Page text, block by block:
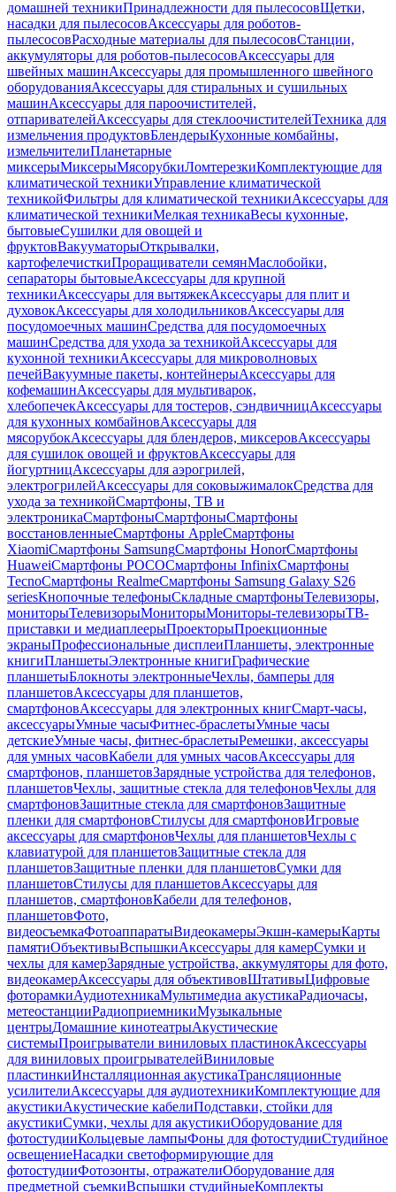
домашней техникиПринадлежности для пылесосовЩетки,
насадки для пылесосовАксессуары для роботов-
пылесосовРасходные материалы для пылесосовСтанции,
аккумуляторы для роботов-пылесосовАксессуары для
швейных машинАксессуары для промышленного швейного
оборудованияАксессуары для стиральных и сушильных
машинАксессуары для пароочистителей,
отпаривателейАксессуары для стеклоочистителейТехника для
измельчения продуктовБлендерыКухонные комбайны,
измельчителиПланетарные
миксерыМиксерыМясорубкиЛомтерезкиКомплектующие для
климатической техникиУправление климатической
техникойФильтры для климатической техникиАксессуары для
климатической техникиМелкая техникаВесы кухонные,
бытовыеСушилки для овощей и
фруктовВакууматорыОткрывалки,
картофелечисткиПроращиватели семянМаслобойки,
сепараторы бытовыеАксессуары для крупной
техникиАксессуары для вытяжекАксессуары для плит и
духовокАксессуары для холодильниковАксессуары для
посудомоечных машинСредства для посудомоечных
машинСредства для ухода за техникойАксессуары для
кухонной техникиАксессуары для микроволновых
печейВакуумные пакеты, контейнерыАксессуары для
кофемашинАксессуары для мультиварок,
хлебопечекАксессуары для тостеров, сэндвичницАксессуары
для кухонных комбайновАксессуары для
мясорубокАксессуары для блендеров, миксеровАксессуары
для сушилок овощей и фруктовАксессуары для
йогуртницАксессуары для аэрогрилей,
электрогрилейАксессуары для соковыжималокСредства для
ухода за техникойСмартфоны, ТВ и
электроникаСмартфоныСмартфоныСмартфоны
восстановленныеСмартфоны AppleСмартфоны
XiaomiСмартфоны SamsungСмартфоны HonorСмартфоны
HuaweiСмартфоны POCOСмартфоны InfinixСмартфоны
TecnoСмартфоны RealmeСмартфоны Samsung Galaxy S26
seriesКнопочные телефоныСкладные смартфоныТелевизоры,
мониторыТелевизорыМониторыМониторы-телевизорыТВ-
приставки и медиаплеерыПроекторыПроекционные
экраныПрофессиональные дисплеиПланшеты, электронные
книгиПланшетыЭлектронные книгиГрафические
планшетыБлокноты электронныеЧехлы, бамперы для
планшетовАксессуары для планшетов,
смартфоновАксессуары для электронных книгСмарт-часы,
аксессуарыУмные часыФитнес-браслетыУмные часы
детскиеУмные часы, фитнес-браслетыРемешки, аксессуары
для умных часовКабели для умных часовАксессуары для
смартфонов, планшетовЗарядные устройства для телефонов,
планшетовЧехлы, защитные стекла для телефоновЧехлы для
смартфоновЗащитные стекла для смартфоновЗащитные
пленки для смартфоновСтилусы для смартфоновИгровые
аксессуары для смартфоновЧехлы для планшетовЧехлы с
клавиатурой для планшетовЗащитные стекла для
планшетовЗащитные пленки для планшетовСумки для
планшетовСтилусы для планшетовАксессуары для
планшетов, смартфоновКабели для телефонов,
планшетовФото,
видеосъемкаФотоаппаратыВидеокамерыЭкшн-камерыКарты
памятиОбъективыВспышкиАксессуары для камерСумки и
чехлы для камерЗарядные устройства, аккумуляторы для фото,
видеокамерАксессуары для объективовШтативыЦифровые
фоторамкиАудиотехникаМультимедиа акустикаРадиочасы,
метеостанцииРадиоприемникиМузыкальные
центрыДомашние кинотеатрыАкустические
системыПроигрыватели виниловых пластинокАксессуары
для виниловых проигрывателейВиниловые
пластинкиИнсталляционная акустикаТрансляционные
усилителиАксессуары для аудиотехникиКомплектующие для
акустикиАкустические кабелиПодставки, стойки для
акустикиСумки, чехлы для акустикиОборудование для
фотостудииКольцевые лампыФоны для фотостудииСтудийное
освещениеНасадки светоформирующие для
фотостудииФотозонты, отражателиОборудование для
предметной съемкиВспышки студийныеКомплекты